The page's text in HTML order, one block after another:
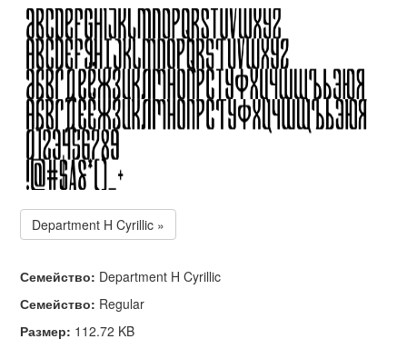
Department H Cyrillic »
Семейство: Department H Cyrillic
Семейство: Regular
Размер: 112.72 KB